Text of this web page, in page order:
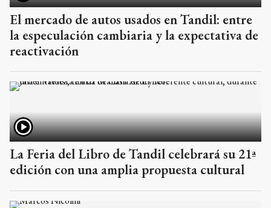
El mercado de autos usados en Tandil: entre
la especulación cambiaria y la expectativa de
reactivación
La Feria del Libro de Tandil celebrará su 21ª
edición con una amplia propuesta cultural